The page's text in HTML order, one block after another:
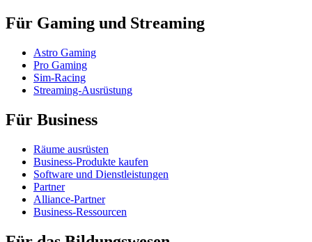
Für Gaming und Streaming
Astro Gaming
Pro Gaming
Sim-Racing
Streaming-Ausrüstung
Für Business
Räume ausrüsten
Business-Produkte kaufen
Software und Dienstleistungen
Partner
Alliance-Partner
Business-Ressourcen